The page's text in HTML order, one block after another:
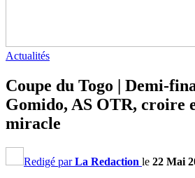
Actualités
Coupe du Togo | Demi-
Gomido, AS OTR, croire
miracle
Redigé parLa Redaction le 22 Mai